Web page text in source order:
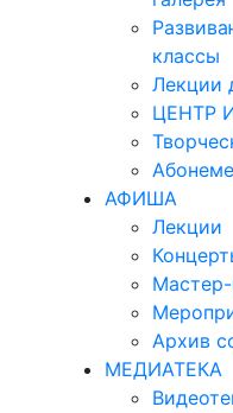
классы
Лекции
ЦЕНТР
АФИША
Лекции
Архив
МЕДИАТЕКА